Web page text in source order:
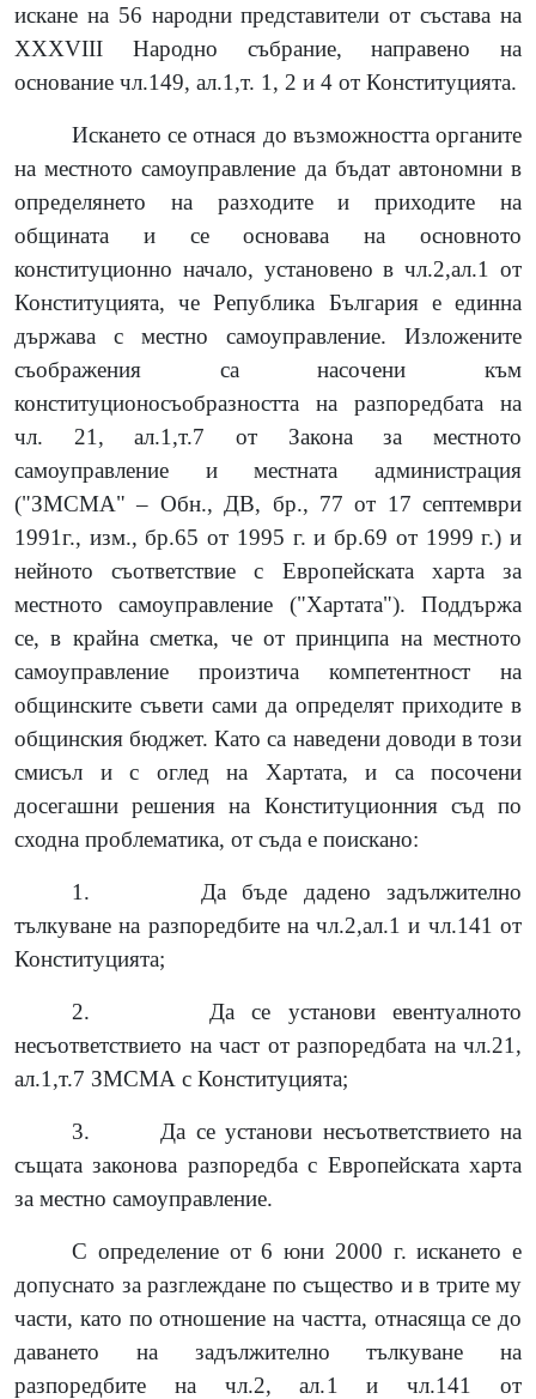
искане на 56 народни представители от състава на
XXXVIII Народно събрание, направено на
основание чл.149, ал.1,т. 1, 2 и 4 от Конституцията.
Искането се отнася до възможността органите
на местното самоуправление да бъдат автономни в
определянето на разходите и приходите на
общината и се основава на основното
конституционно начало, установено в чл.2,ал.1 от
Конституцията, че Република България е единна
държава с местно самоуправление. Изложените
съображения са насочени към
конституционосъобразността на разпоредбата на
чл. 21, ал.1,т.7 от Закона за местното
самоуправление и местната администрация
("ЗМСМА" – Обн., ДВ, бр., 77 от 17 септември
1991г., изм., бр.65 от 1995 г. и бр.69 от 1999 г.) и
нейното съответствие с Европейската харта за
местното самоуправление ("Хартата"). Поддържа
се, в крайна сметка, че от принципа на местното
самоуправление произтича компетентност на
общинските съвети сами да определят приходите в
общинския бюджет. Като са наведени доводи в този
смисъл и с оглед на Хартата, и са посочени
досегашни решения на Конституционния съд по
сходна проблематика, от съда е поискано:
1.
Да бъде дадено задължително
тълкуване на разпоредбите на чл.2,ал.1 и чл.141 от
Конституцията;
2.
Да се установи евентуалното
несъответствието на част от разпоредбата на чл.21,
ал.1,т.7 ЗМСМА с Конституцията;
3.
Да се установи несъответствието на
същата законова разпоредба с Европейската харта
за местно самоуправление.
С определение от 6 юни 2000 г. искането е
допуснато за разглеждане по същество и в трите му
части, като по отношение на частта, отнасяща се до
даването на задължително тълкуване на
разпоредбите на чл.2, ал.1 и чл.141 от